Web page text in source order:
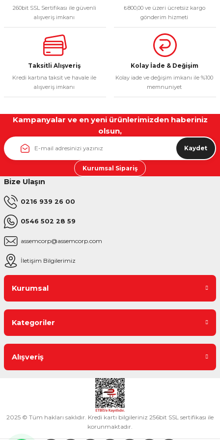
Bu ürüne benzer farklı alternatifler olmalı.
260bit SSL Sertifikası ile güvenli
alışveriş imkanı
₺800,00 ve üzeri ücretsiz kargo
gönderim hizmeti
Taksitli Alışveriş
Kredi kartına taksit ve havale ile
alışveriş imkanı
Kolay İade & Değişim
Kolay iade ve değişim imkanı ile %100
memnuniyet
Kampanyalar ve en yeni ürünlerimizden haberiniz
olsun,
Kaydet
Kurumsal Sipariş
Bize Ulaşın
0216 939 26 00
0546 502 28 59
assemcorp@assemcorp.com
İletişim Bilgilerimiz
Kurumsal
Kategoriler
Alışveriş
2025 © Tüm hakları saklıdır. Kredi kartı bilgileriniz 256bit SSL sertifikası ile
korunmaktadır.